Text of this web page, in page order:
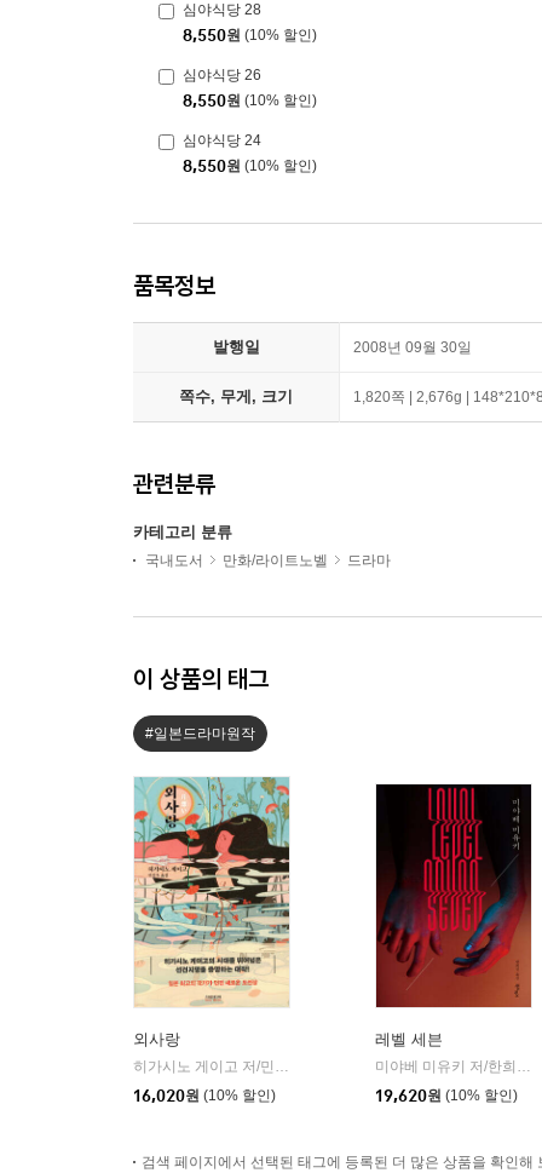
심야식당 28
8,550원 (10% 할인)
심야식당 26
8,550원 (10% 할인)
심야식당 24
8,550원 (10% 할인)
품목정보
발행일 2008년 09월 30일
쪽수, 무게, 크기 1,820쪽 | 2,676g |
관련분류
카테고리 분류
국내도서 만화/라이트노벨 드라마
이 상품의 태그
#일본드라마원작
외사랑
히가시노 게이고 저/민경욱 역
소미미디어
16,020원 (10% 할인)
레벨 세븐
미야베 미유키 저/한희선 역
19,620원 (10% 할인)
검색 페이지에서 선택된 태그에 등록된 더 많은 상품을 확인해